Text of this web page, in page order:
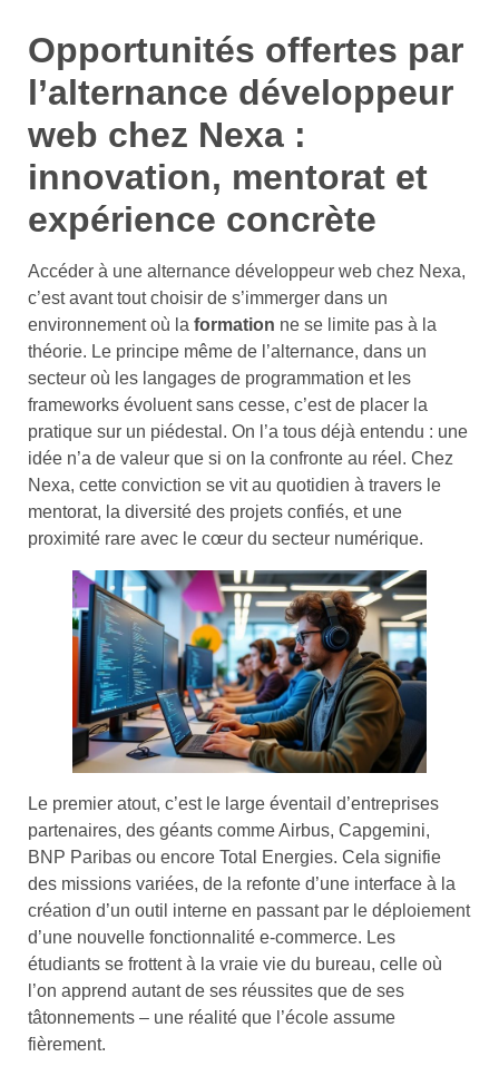
Opportunités offertes par
l’alternance développeur
web chez Nexa :
innovation, mentorat et
expérience concrète
Accéder à une alternance développeur web chez Nexa,
c’est avant tout choisir de s’immerger dans un
environnement où la formation ne se limite pas à la
théorie. Le principe même de l’alternance, dans un
secteur où les langages de programmation et les
frameworks évoluent sans cesse, c’est de placer la
pratique sur un piédestal. On l’a tous déjà entendu : une
idée n’a de valeur que si on la confronte au réel. Chez
Nexa, cette conviction se vit au quotidien à travers le
mentorat, la diversité des projets confiés, et une
proximité rare avec le cœur du secteur numérique.
Le premier atout, c’est le large éventail d’entreprises
partenaires, des géants comme Airbus, Capgemini,
BNP Paribas ou encore Total Energies. Cela signifie
des missions variées, de la refonte d’une interface à la
création d’un outil interne en passant par le déploiement
d’une nouvelle fonctionnalité e-commerce. Les
étudiants se frottent à la vraie vie du bureau, celle où
l’on apprend autant de ses réussites que de ses
tâtonnements – une réalité que l’école assume
fièrement.